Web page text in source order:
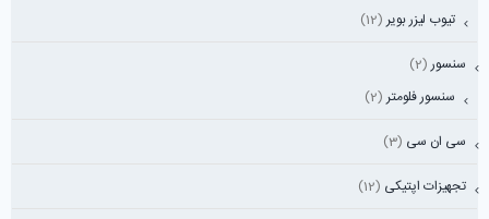
تیوب لیزر بویر (12)
سنسور (2)
سنسور فلومتر (2)
سی ان سی (3)
تجهیزات اپتیکی (12)